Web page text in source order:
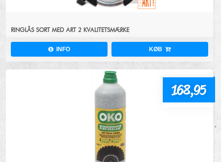
RINGLÅS SORT MED ART 2 KVALITETSMÆRKE
INFO KØB
168,95